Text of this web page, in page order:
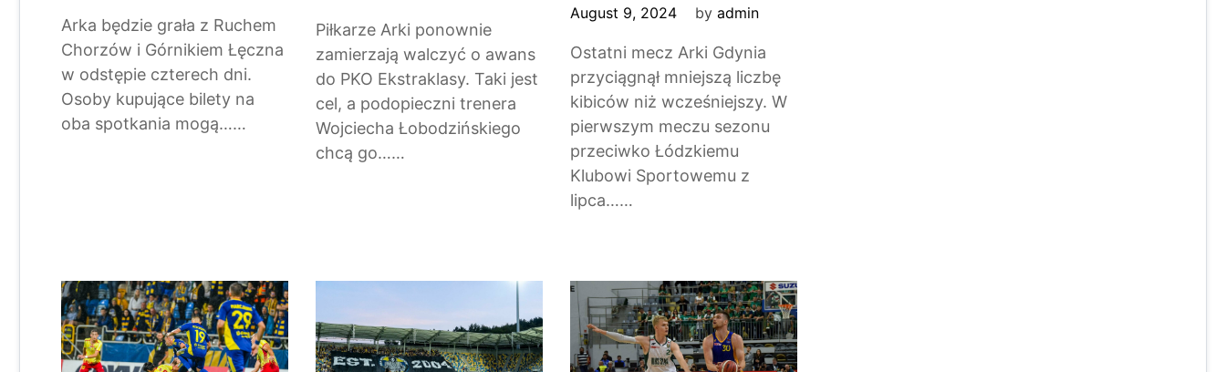
Arka będzie grała z Ruchem
Chorzów i Górnikiem Łęczna
w odstępie czterech dni.
Osoby kupujące bilety na
oba spotkania mogą……
Piłkarze Arki ponownie
zamierzają walczyć o awans
do PKO Ekstraklasy. Taki jest
cel, a podopieczni trenera
Wojciecha Łobodzińskiego
chcą go……
August 9, 2024 by admin
Ostatni mecz Arki Gdynia
przyciągnął mniejszą liczbę
kibiców niż wcześniejszy. W
pierwszym meczu sezonu
przeciwko Łódzkiemu
Klubowi Sportowemu z
lipca……